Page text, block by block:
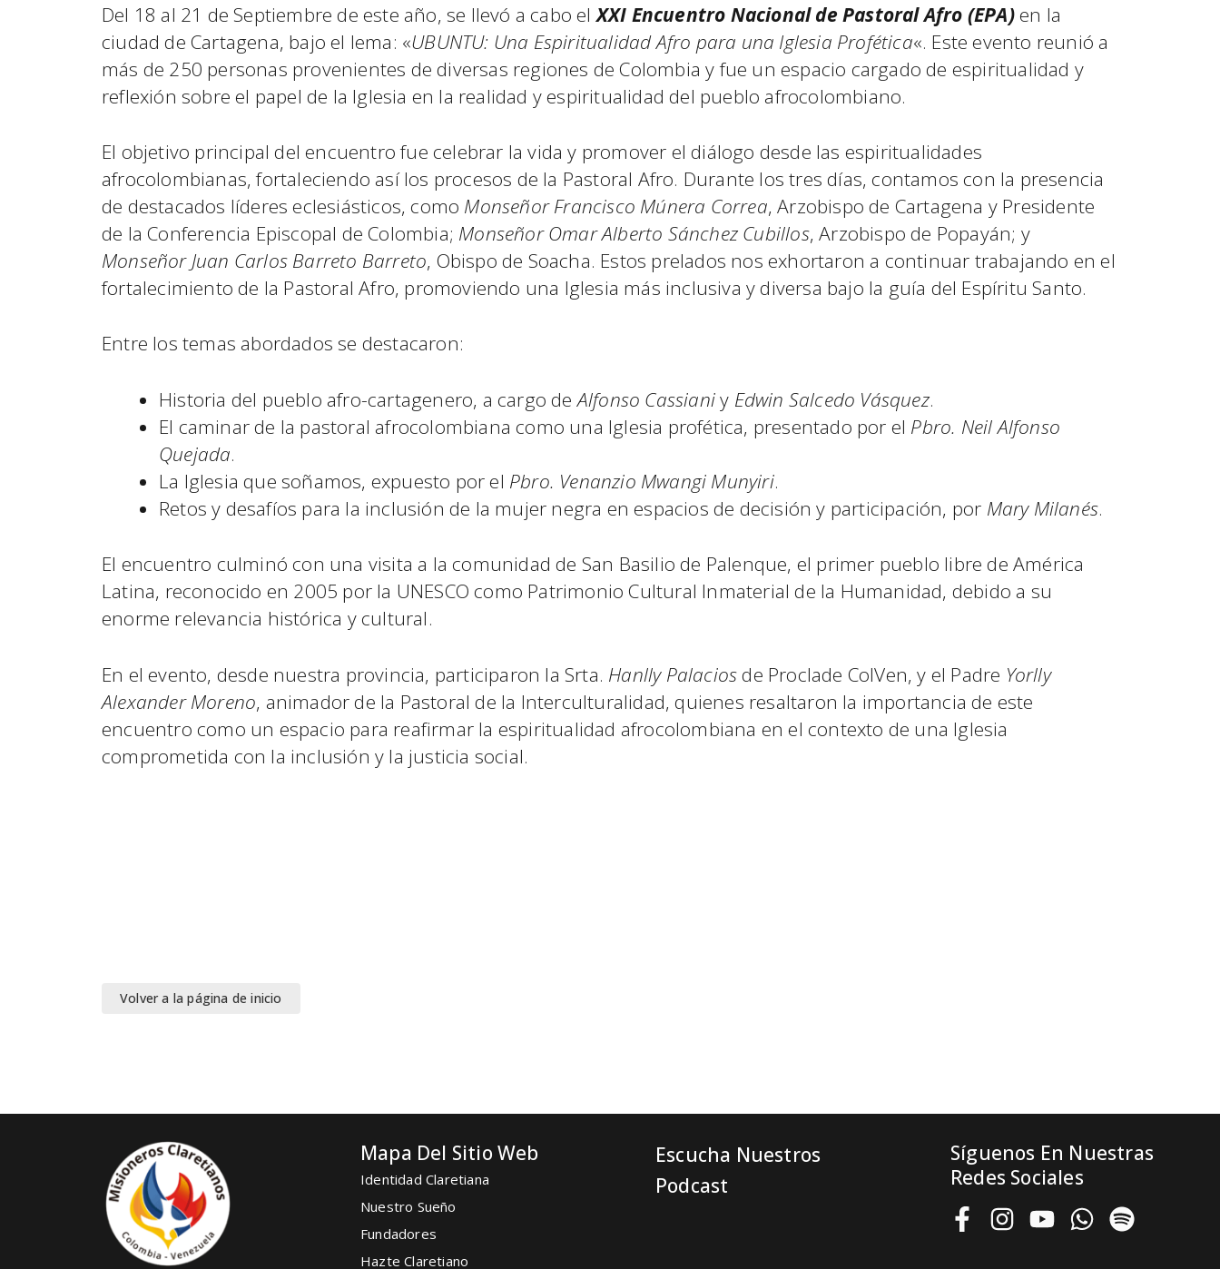
Del 18 al 21 de Septiembre de este año, se llevó a cabo elXXI Encuentro Nacional de Pastoral Afro (EPA)en la
ciudad de Cartagena, bajo el lema: «UBUNTU: Una Espiritualidad Afro para una Iglesia Profética«. Este evento reunió a
más de 250 personas provenientes de diversas regiones de Colombia y fue un espacio cargado de espiritualidad y
reflexión sobre el papel de la Iglesia en la realidad y espiritualidad del pueblo afrocolombiano.
El objetivo principal del encuentro fue celebrar la vida y promover el diálogo desde las espiritualidades
afrocolombianas, fortaleciendo así los procesos de la Pastoral Afro. Durante los tres días, contamos con la presencia
de destacados líderes eclesiásticos, como Monseñor Francisco Múnera Correa, Arzobispo de Cartagena y Presidente
de la Conferencia Episcopal de Colombia; Monseñor Omar Alberto Sánchez Cubillos, Arzobispo de Popayán; y
Monseñor Juan Carlos Barreto Barreto, Obispo de Soacha. Estos prelados nos exhortaron a continuar trabajando en el
fortalecimiento de la Pastoral Afro, promoviendo una Iglesia más inclusiva y diversa bajo la guía del Espíritu Santo.
Entre los temas abordados se destacaron:
Historia del pueblo afro-cartagenero, a cargo deAlfonso Cassianiy Edwin Salcedo Vásquez.
El caminar de la pastoral afrocolombiana como una Iglesia profética, presentado por el Pbro. Neil Alfonso
Quejada.
La Iglesia que soñamos, expuesto por el Pbro. Venanzio Mwangi Munyiri.
Retos y desafíos para la inclusión de la mujer negra en espacios de decisión y participación, por Mary Milanés.
El encuentro culminó con una visita a la comunidad de San Basilio de Palenque, el primer pueblo libre de América
Latina, reconocido en 2005 por la UNESCO como Patrimonio Cultural Inmaterial de la Humanidad, debido a su
enorme relevancia histórica y cultural.
En el evento, desde nuestra provincia, participaron la Srta. Hanlly Palaciosde Proclade ColVen, y el Padre Yorlly
Alexander Moreno, animador de la Pastoral de la Interculturalidad, quienes resaltaron la importancia de este
encuentro como un espacio para reafirmar la espiritualidad afrocolombiana en el contexto de una Iglesia
comprometida con la inclusión y la justicia social.
Volver a la página de inicio
Mapa Del Sitio Web
Identidad Claretiana
Nuestro Sueño
Fundadores
Hazte Claretiano
Escucha Nuestros
Podcast
Síguenos En Nuestras
Redes Sociales